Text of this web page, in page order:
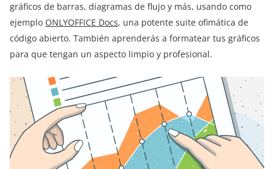
gráficos de barras, diagramas de flujo y más, usando como
ejemplo ONLYOFFICE Docs, una potente suite ofimática de
código abierto. También aprenderás a formatear tus gráficos
para que tengan un aspecto limpio y profesional.